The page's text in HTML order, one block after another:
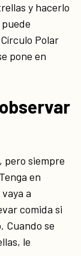
y hacerlo
Polar
pone en
pero siempre
en
a
comida si
Cuando se
le